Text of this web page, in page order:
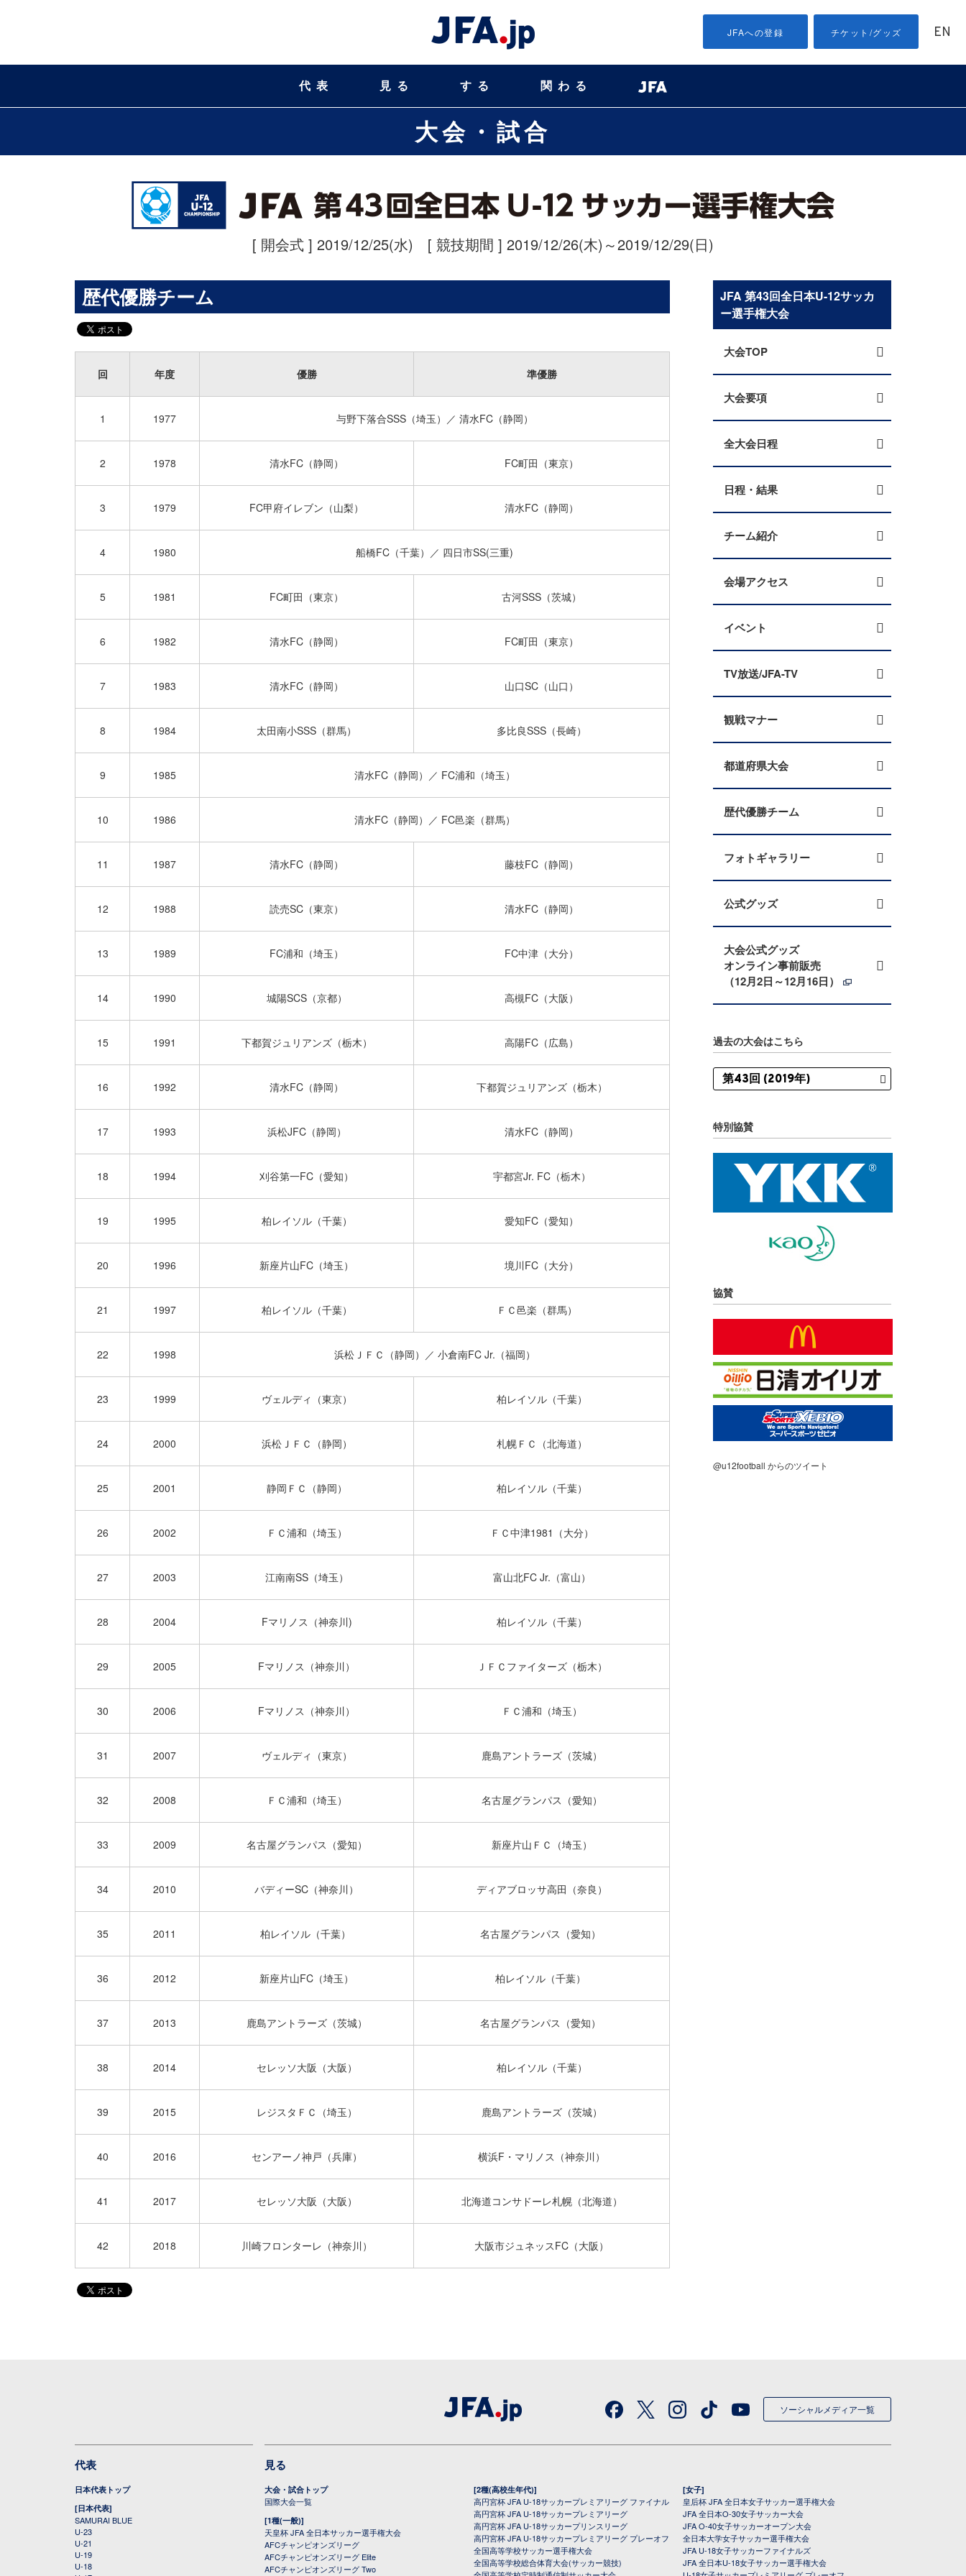
JFAへの登録 チケット/グッズ EN
代表 見る する 関わる
大会・試合
[ 開会式 ] 2019/12/25(水) [ 競技期間 ] 2019/12/26(木)～2019/12/29(日)
歴代優勝チーム
回 年度 優勝 準優勝
1 1977 与野下落合SSS（埼玉）／ 清水FC（静岡）
2 1978 清水FC（静岡） FC町田（東京）
3 1979 FC甲府イレブン（山梨） 清水FC（静岡）
4 1980 船橋FC（千葉）／ 四日市SS(三重)
5 1981 FC町田（東京） 古河SSS（茨城）
6 1982 清水FC（静岡） FC町田（東京）
7 1983 清水FC（静岡） 山口SC（山口）
8 1984 太田南小SSS（群馬） 多比良SSS（長崎）
9 1985 清水FC（静岡）／ FC浦和（埼玉）
10 1986 清水FC（静岡）／ FC邑楽（群馬）
11 1987 清水FC（静岡） 藤枝FC（静岡）
12 1988 読売SC（東京） 清水FC（静岡）
13 1989 FC浦和（埼玉） FC中津（大分）
14 1990 城陽SCS（京都） 高槻FC（大阪）
15 1991 下都賀ジュリアンズ（栃木） 高陽FC（広島）
16 1992 清水FC（静岡） 下都賀ジュリアンズ（栃木）
17 1993 浜松JFC（静岡） 清水FC（静岡）
18 1994 刈谷第一FC（愛知） 宇都宮Jr. FC（栃木）
19 1995 柏レイソル（千葉） 愛知FC（愛知）
20 1996 新座片山FC（埼玉） 境川FC（大分）
21 1997 柏レイソル（千葉） ＦＣ邑楽（群馬）
22 1998 浜松ＪＦＣ（静岡）／ 小倉南FC Jr.（福岡）
23 1999 ヴェルディ（東京） 柏レイソル（千葉）
24 2000 浜松ＪＦＣ（静岡） 札幌ＦＣ（北海道）
25 2001 静岡ＦＣ（静岡） 柏レイソル（千葉）
26 2002 ＦＣ浦和（埼玉） ＦＣ中津1981（大分）
27 2003 江南南SS（埼玉） 富山北FC Jr.（富山）
28 2004 Fマリノス（神奈川) 柏レイソル（千葉）
29 2005 Fマリノス（神奈川） ＪＦＣファイターズ（栃木）
30 2006 Fマリノス（神奈川） ＦＣ浦和（埼玉）
31 2007 ヴェルディ（東京） 鹿島アントラーズ（茨城）
32 2008 ＦＣ浦和（埼玉） 名古屋グランパス（愛知）
33 2009 名古屋グランパス（愛知） 新座片山ＦＣ（埼玉）
34 2010 バディーSC（神奈川） ディアブロッサ高田（奈良）
35 2011 柏レイソル（千葉） 名古屋グランパス（愛知）
36 2012 新座片山FC（埼玉） 柏レイソル（千葉）
37 2013 鹿島アントラーズ（茨城） 名古屋グランパス（愛知）
38 2014 セレッソ大阪（大阪） 柏レイソル（千葉）
39 2015 レジスタＦＣ（埼玉） 鹿島アントラーズ（茨城）
40 2016 センアーノ神戸（兵庫） 横浜F・マリノス（神奈川）
41 2017 セレッソ大阪（大阪） 北海道コンサドーレ札幌（北海道）
42 2018 川崎フロンターレ（神奈川） 大阪市ジュネッスFC（大阪）
JFA 第43回全日本U-12サッカ
ー選手権大会
大会TOP
大会要項
全大会日程
日程・結果
チーム紹介
会場アクセス
イベント
TV放送/JFA-TV
観戦マナー
都道府県大会
歴代優勝チーム
フォトギャラリー
公式グッズ
大会公式グッズ
オンライン事前販売
（12月2日～12月16日）
過去の大会はこちら
特別協賛
協賛
@u12football からのツイート
ソーシャルメディア一覧
代表
日本代表トップ
[日本代表]
SAMURAI BLUE
U-23
U-21
U-19
U-18
見る
大会・試合トップ
国際大会一覧
[1種(一般)]
天皇杯 JFA 全日本サッカー選手権大会
AFCチャンピオンズリーグ
AFCチャンピオンズリーグ Elite
AFCチャンピオンズリーグ Two
[2種(高校生年代)]
高円宮杯 JFA U-18サッカープレミアリーグ ファイナル
高円宮杯 JFA U-18サッカープレミアリーグ
高円宮杯 JFA U-18サッカープリンスリーグ
高円宮杯 JFA U-18サッカープレミアリーグ プレーオフ
全国高等学校サッカー選手権大会
全国高等学校総合体育大会(サッカー競技)
[女子]
皇后杯 JFA 全日本女子サッカー選手権大会
JFA 全日本O-30女子サッカー大会
JFA O-40女子サッカーオープン大会
全日本大学女子サッカー選手権大会
JFA U-18女子サッカーファイナルズ
JFA 全日本U-18女子サッカー選手権大会